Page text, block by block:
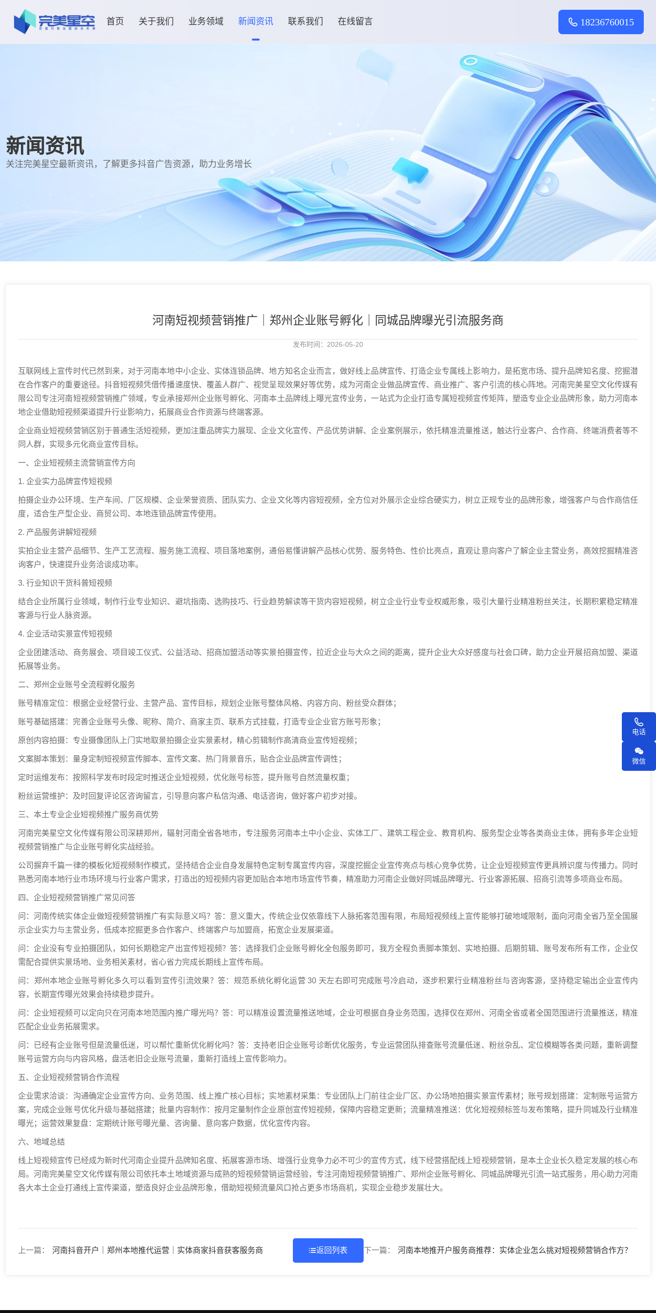
首页 关于我们 业务领域 新闻资讯 联系我们 在线留言 18236760015
新闻资讯
关注完美星空最新资讯，了解更多抖音广告资源，助力业务增长
河南短视频营销推广｜郑州企业账号孵化｜同城品牌曝光引流服务商
发布时间：2026-05-20
互联网线上宣传时代已然到来，对于河南本地中小企业、实体连锁品牌、地方知名企业而言，做好线上品牌宣传、打造企业专属线上影响力，是拓宽市场、提升品牌知名度、挖掘潜
在合作客户的重要途径。抖音短视频凭借传播速度快、覆盖人群广、视觉呈现效果好等优势，成为河南企业做品牌宣传、商业推广、客户引流的核心阵地。河南完美星空文化传媒有
限公司专注河南短视频营销推广领域，专业承接郑州企业账号孵化、河南本土品牌线上曝光宣传业务，一站式为企业打造专属短视频宣传矩阵，塑造专业企业品牌形象，助力河南本
地企业借助短视频渠道提升行业影响力，拓展商业合作资源与终端客源。
企业商业短视频营销区别于普通生活短视频，更加注重品牌实力展现、企业文化宣传、产品优势讲解、企业案例展示，依托精准流量推送，触达行业客户、合作商、终端消费者等不
同人群，实现多元化商业宣传目标。
一、企业短视频主流营销宣传方向
1. 企业实力品牌宣传短视频
拍摄企业办公环境、生产车间、厂区规模、企业荣誉资质、团队实力、企业文化等内容短视频，全方位对外展示企业综合硬实力，树立正规专业的品牌形象，增强客户与合作商信任
度，适合生产型企业、商贸公司、本地连锁品牌宣传使用。
2. 产品服务讲解短视频
实拍企业主营产品细节、生产工艺流程、服务施工流程、项目落地案例，通俗易懂讲解产品核心优势、服务特色、性价比亮点，直观让意向客户了解企业主营业务，高效挖掘精准咨
询客户，快速提升业务洽谈成功率。
3. 行业知识干货科普短视频
结合企业所属行业领域，制作行业专业知识、避坑指南、选购技巧、行业趋势解读等干货内容短视频，树立企业行业专业权威形象，吸引大量行业精准粉丝关注，长期积累稳定精准
客源与行业人脉资源。
4. 企业活动实景宣传短视频
企业团建活动、商务展会、项目竣工仪式、公益活动、招商加盟活动等实景拍摄宣传，拉近企业与大众之间的距离，提升企业大众好感度与社会口碑，助力企业开展招商加盟、渠道
拓展等业务。
二、郑州企业账号全流程孵化服务
账号精准定位：根据企业经营行业、主营产品、宣传目标，规划企业账号整体风格、内容方向、粉丝受众群体；
账号基础搭建：完善企业账号头像、昵称、简介、商家主页、联系方式挂载，打造专业企业官方账号形象；
原创内容拍摄：专业摄像团队上门实地取景拍摄企业实景素材，精心剪辑制作高清商业宣传短视频；
文案脚本策划：量身定制短视频宣传脚本、宣传文案、热门背景音乐，贴合企业品牌宣传调性；
定时运维发布：按照科学发布时段定时推送企业短视频，优化账号标签，提升账号自然流量权重；
粉丝运营维护：及时回复评论区咨询留言，引导意向客户私信沟通、电话咨询，做好客户初步对接。
三、本土专业企业短视频推广服务商优势
河南完美星空文化传媒有限公司深耕郑州，辐射河南全省各地市，专注服务河南本土中小企业、实体工厂、建筑工程企业、教育机构、服务型企业等各类商业主体，拥有多年企业短
视频营销推广与企业账号孵化实战经验。
公司摒弃千篇一律的模板化短视频制作模式，坚持结合企业自身发展特色定制专属宣传内容，深度挖掘企业宣传亮点与核心竞争优势，让企业短视频宣传更具辨识度与传播力。同时
熟悉河南本地行业市场环境与行业客户需求，打造出的短视频内容更加贴合本地市场宣传节奏，精准助力河南企业做好同城品牌曝光、行业客源拓展、招商引流等多项商业布局。
四、企业短视频营销推广常见问答
问：河南传统实体企业做短视频营销推广有实际意义吗？答：意义重大，传统企业仅依靠线下人脉拓客范围有限，布局短视频线上宣传能够打破地域限制，面向河南全省乃至全国展
示企业实力与主营业务，低成本挖掘更多合作客户、终端客户与加盟商，拓宽企业发展渠道。
问：企业没有专业拍摄团队，如何长期稳定产出宣传短视频？答：选择我们企业账号孵化全包服务即可，我方全程负责脚本策划、实地拍摄、后期剪辑、账号发布所有工作，企业仅
需配合提供实景场地、业务相关素材，省心省力完成长期线上宣传布局。
问：郑州本地企业账号孵化多久可以看到宣传引流效果？答：规范系统化孵化运营 30 天左右即可完成账号冷启动，逐步积累行业精准粉丝与咨询客源，坚持稳定输出企业宣传内
容，长期宣传曝光效果会持续稳步提升。
问：企业短视频可以定向只在河南本地范围内推广曝光吗？答：可以精准设置流量推送地域，企业可根据自身业务范围，选择仅在郑州、河南全省或者全国范围进行流量推送，精准
匹配企业业务拓展需求。
问：已经有企业账号但是流量低迷，可以帮忙重新优化孵化吗？答：支持老旧企业账号诊断优化服务，专业运营团队排查账号流量低迷、粉丝杂乱、定位模糊等各类问题，重新调整
账号运营方向与内容风格，盘活老旧企业账号流量，重新打造线上宣传影响力。
五、企业短视频营销合作流程
企业需求洽谈：沟通确定企业宣传方向、业务范围、线上推广核心目标；实地素材采集：专业团队上门前往企业厂区、办公场地拍摄实景宣传素材；账号规划搭建：定制账号运营方
案，完成企业账号优化升级与基础搭建；批量内容制作：按月定量制作企业原创宣传短视频，保障内容稳定更新；流量精准推送：优化短视频标签与发布策略，提升同城及行业精准
曝光；运营效果复盘：定期统计账号曝光量、咨询量、意向客户数据，优化宣传内容。
六、地域总结
线上短视频宣传已经成为新时代河南企业提升品牌知名度、拓展客源市场、增强行业竞争力必不可少的宣传方式，线下经营搭配线上短视频营销，是本土企业长久稳定发展的核心布
局。河南完美星空文化传媒有限公司依托本土地域资源与成熟的短视频营销运营经验，专注河南短视频营销推广、郑州企业账号孵化、同城品牌曝光引流一站式服务，用心助力河南
各大本土企业打通线上宣传渠道，塑造良好企业品牌形象，借助短视频流量风口抢占更多市场商机，实现企业稳步发展壮大。
上一篇： 河南抖音开户｜郑州本地推代运营｜实体商家抖音获客服务商 返回列表 下一篇： 河南本地推开户服务商推荐：实体企业怎么挑对短视频营销合作方？
电话
微信